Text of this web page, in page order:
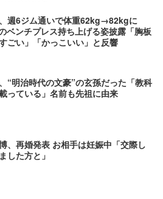
週6ジム通いで体重62kg→82kgに
ベンチプレス持ち上げる姿披露「胸板
ごい」「かっこいい」と反響
“明治時代の文豪”の玄孫だった「教科
っている」名前も先祖に由来
、再婚発表 お相手は妊娠中「交際し
した方と」